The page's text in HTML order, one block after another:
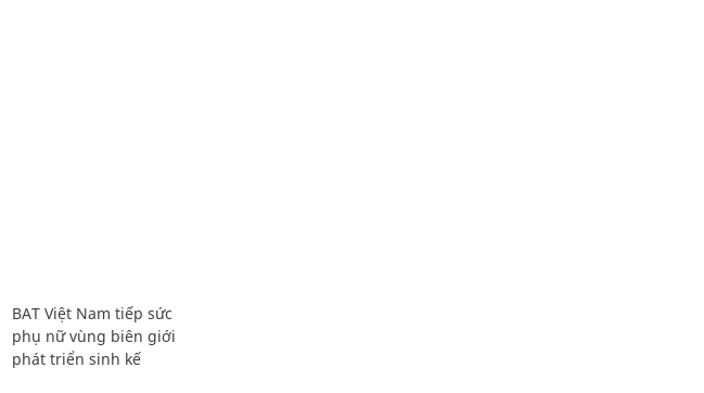
BAT Việt Nam tiếp sức
phụ nữ vùng biên giới
phát triển sinh kế